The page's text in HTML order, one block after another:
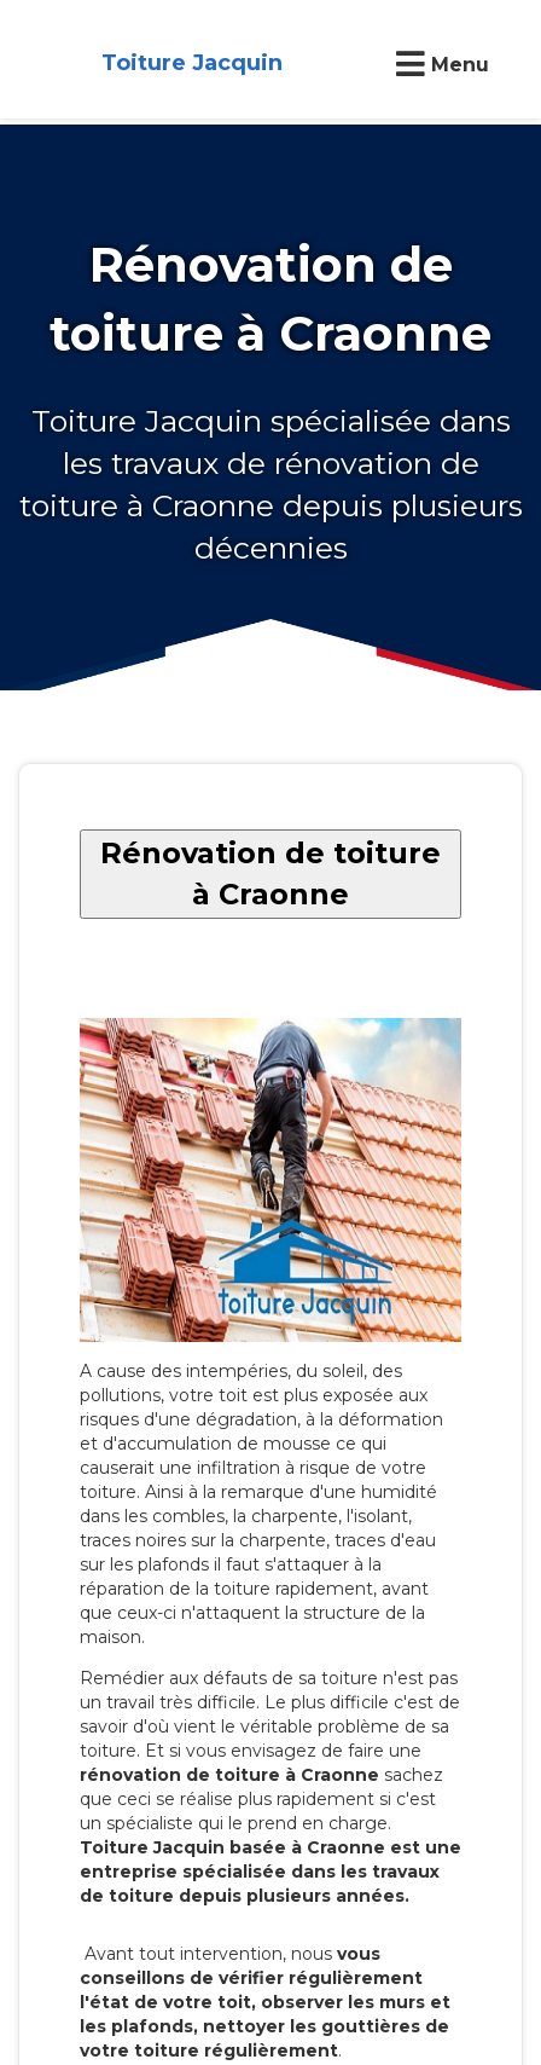
Toiture Jacquin Menu
Rénovation de
toiture à Craonne
Toiture Jacquin spécialisée dans
les travaux de rénovation de
toiture à Craonne depuis plusieurs
décennies
Rénovation de toiture
à Craonne
A cause des intempéries, du soleil, des
pollutions, votre toit est plus exposée aux
risques d'une dégradation, à la déformation
et d'accumulation de mousse ce qui
causerait une infiltration à risque de votre
toiture. Ainsi à la remarque d'une humidité
dans les combles, la charpente, l'isolant,
traces noires sur la charpente, traces d'eau
sur les plafonds il faut s'attaquer à la
réparation de la toiture rapidement, avant
que ceux-ci n'attaquent la structure de la
maison.
Remédier aux défauts de sa toiture n'est pas
un travail très difficile. Le plus difficile c'est de
savoir d'où vient le véritable problème de sa
toiture. Et si vous envisagez de faire une
rénovation de toiture à Craonne sachez
que ceci se réalise plus rapidement si c'est
un spécialiste qui le prend en charge.
Toiture Jacquin basée à Craonne est une
entreprise spécialisée dans les travaux
de toiture depuis plusieurs années.
Avant tout intervention, nous vous
conseillons de vérifier régulièrement
l'état de votre toit, observer les murs et
les plafonds, nettoyer les gouttières de
votre toiture régulièrement.